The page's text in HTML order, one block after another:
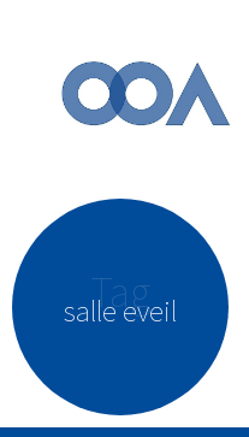
Tag
salle eveil